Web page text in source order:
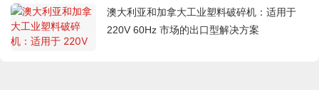
澳大利亚和加拿大工业塑料破碎机：适用于
220V 60Hz 市场的出口型解决方案